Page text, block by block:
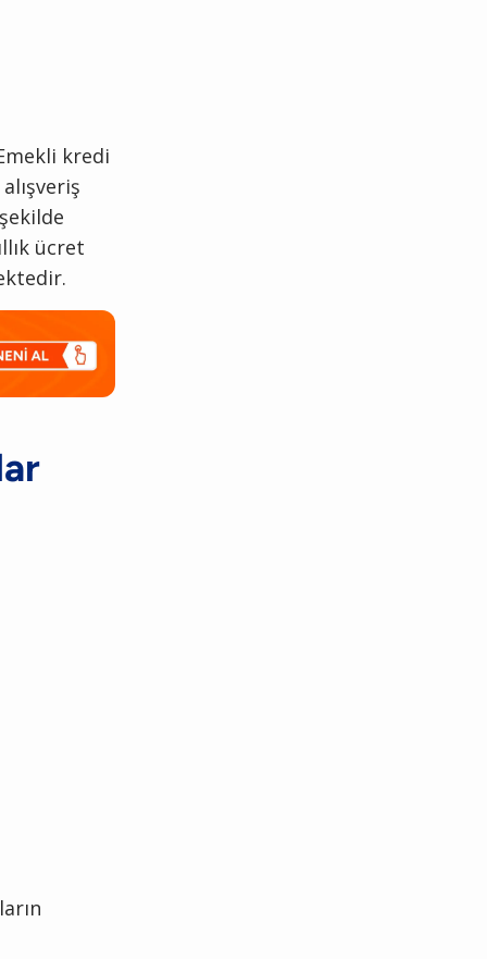
kredi
ücret